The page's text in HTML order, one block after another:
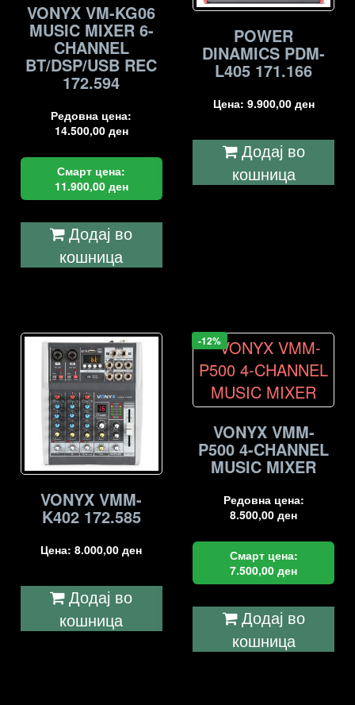
VONYX VM-KG06
MUSIC MIXER 6-
CHANNEL
BT/DSP/USB REC
172.594
Редовна цена:
14.500,00 ден
Смарт цена:
11.900,00 ден
Додај во
кошница
POWER
DINAMICS PDM-
L405 171.166
Цена: 9.900,00 ден
Додај во
кошница
VONYX VMM-
K402 172.585
Цена:8.000,00ден
Додај во
кошница
-12%
VONYX VMM-
P500 4-CHANNEL
MUSIC MIXER
Редовна цена:
8.500,00ден
Смарт цена:
7.500,00ден
Додај во
кошница